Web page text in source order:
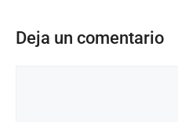
Deja un comentario